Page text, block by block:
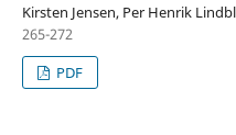
Kirsten Jensen, Per Henrik
265-272
PDF